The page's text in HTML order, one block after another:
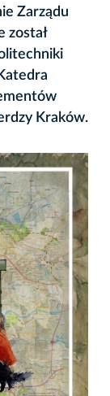
Zarządu
został
Kraków.